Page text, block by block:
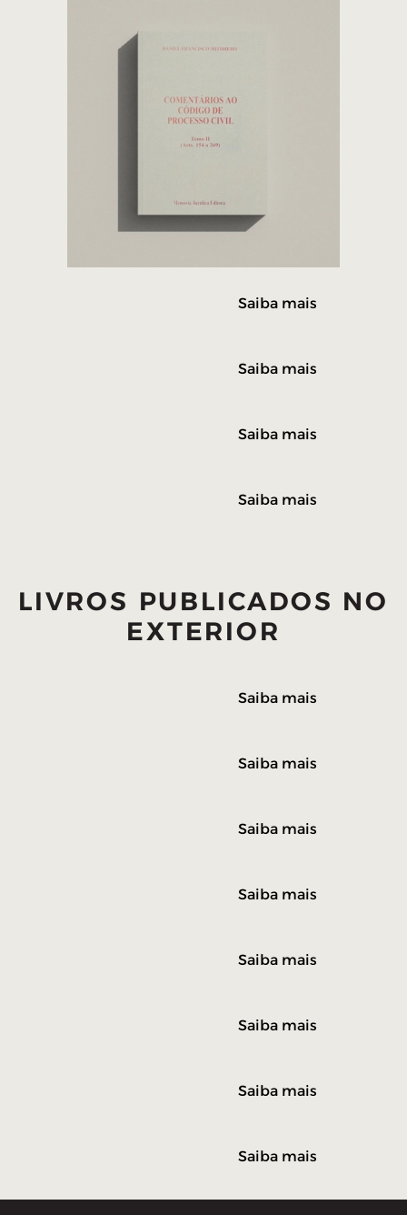
Saiba mais
Saiba mais
Saiba mais
Saiba mais
LIVROS PUBLICADOS NO
EXTERIOR
Saiba mais
Saiba mais
Saiba mais
Saiba mais
Saiba mais
Saiba mais
Saiba mais
Saiba mais